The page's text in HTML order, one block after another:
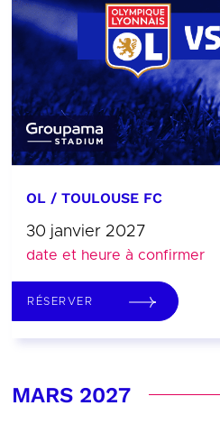
OL / TOULOUSE FC
30 janvier 2027
date et heure à confirmer
RÉSERVER
MARS 2027